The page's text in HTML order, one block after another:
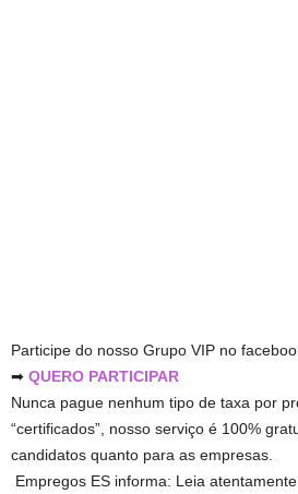
Participe do nosso Grupo VIP no
➡ QUERO PARTICIPAR
Nunca pague nenhum tipo de taxa por
“certificados”, nosso serviço é 100%
candidatos quanto para as empresas.
Empregos ES informa: Leia